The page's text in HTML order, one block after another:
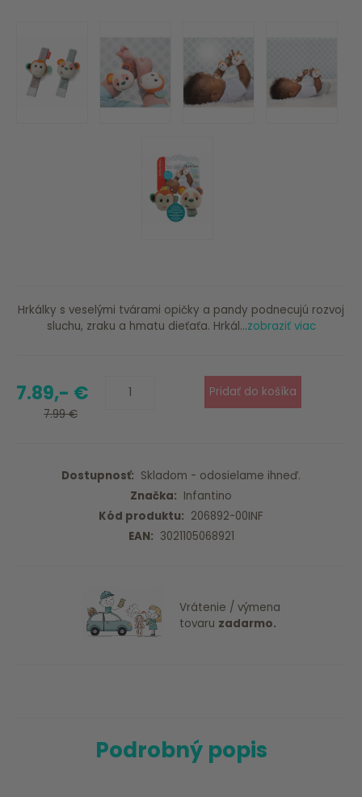
Hrkálky s veselými tvárami opičky a pandy podnecujú rozvoj
sluchu, zraku a hmatu dieťaťa. Hrkál...zobraziť viac
7.89,- €
7.99 €
Dostupnosť: Skladom - odosielame ihneď.
Značka: Infantino
Kód produktu: 206892-00INF
EAN: 3021105068921
Vrátenie / výmena
tovaru zadarmo.
Podrobný popis